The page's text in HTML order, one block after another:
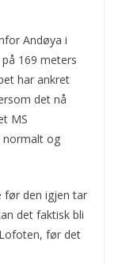
Andøya i
169 meters
har ankret
det nå
MS
normalt og
før den igjen tar
det faktisk bli
før det